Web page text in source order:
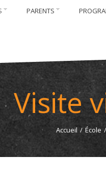
PARENTS
Visite
Accueil / École /